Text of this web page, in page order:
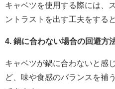
キャベツを使用する際には、
ントラストを出す工夫をする
4. 鍋に合わない場合の回避方
キャベツが鍋に合わないと感
ど、味や食感のバランスを補